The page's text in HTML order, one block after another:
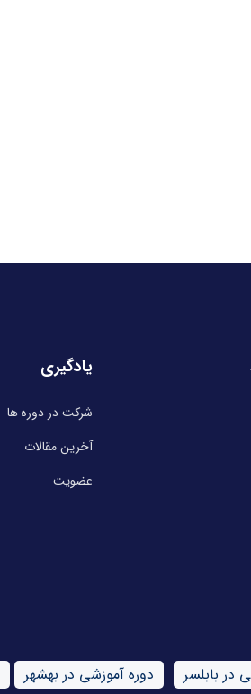
یادگیری
شرکت در دوره ها
آخرین مقالات
عضویت
در بابلسر دوره آموزشی در بهشهر